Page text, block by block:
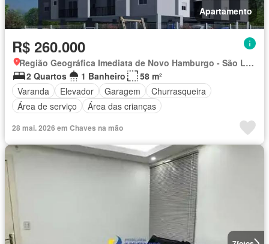
Apartamento
R$ 260.000
Região Geográfica Imediata de Novo Hamburgo - São Leopoldo, Região Metropolitana de Porto Alegre
2 Quartos
1 Banheiro
58 m²
Varanda
Elevador Garagem
Churrasqueira
Área de serviço
Área das crianças
28 mai. 2026 em Chaves na mão